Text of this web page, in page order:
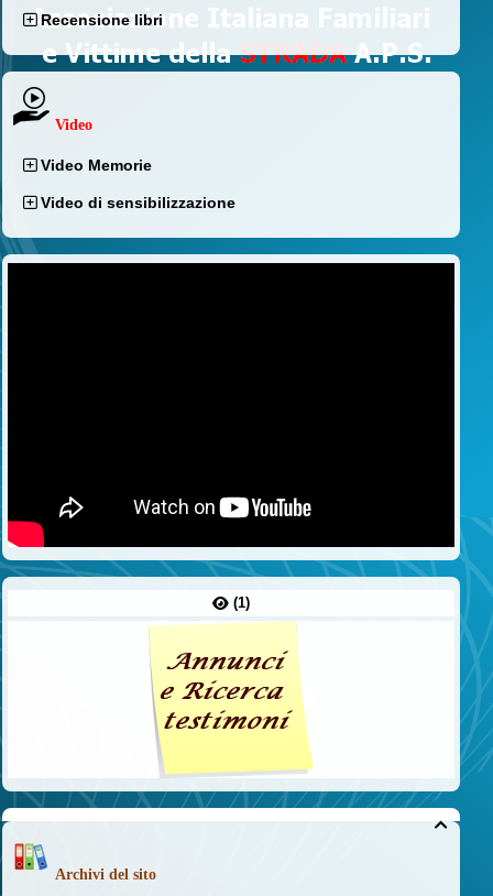
Recensione libri
Video
Video Memorie
Video di sensibilizzazione
(1)

Archivi del sito